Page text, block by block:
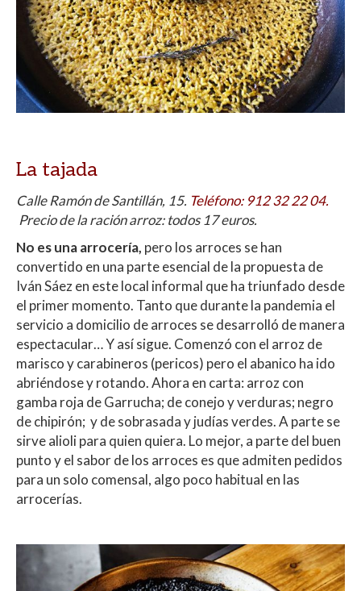
La tajada
Calle Ramón de Santillán, 15. Teléfono: 912 32 22 04.
Precio de la ración arroz: todos 17 euros.
No es una arrocería, pero los arroces se han
convertido en una parte esencial de la propuesta de
Iván Sáez en este local informal que ha triunfado desde
el primer momento. Tanto que durante la pandemia el
servicio a domicilio de arroces se desarrolló de manera
espectacular… Y así sigue. Comenzó con el arroz de
marisco y carabineros (pericos) pero el abanico ha ido
abriéndose y rotando. Ahora en carta: arroz con
gamba roja de Garrucha; de conejo y verduras; negro
de chipirón; y de sobrasada y judías verdes. A parte se
sirve alioli para quien quiera. Lo mejor, a parte del buen
punto y el sabor de los arroces es que admiten pedidos
para un solo comensal, algo poco habitual en las
arrocerías.